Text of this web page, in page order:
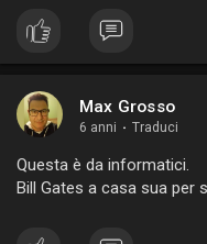
Max Grosso
6 anni · Traduci
Questa è da informatici.
Bill Gates a casa sua per